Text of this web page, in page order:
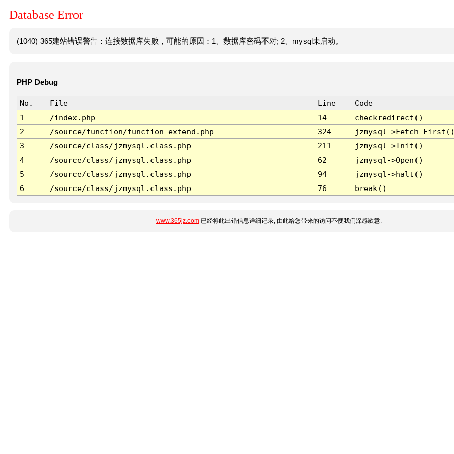
Database Error
(1040) 365建站错误警告：连接数据库失败，可能的原因：1、数据库密码不对; 2、mysql未启动。
PHP Debug
No. File Line
Code
1
/index.php 14
checkredirect()
2
/source/function/function_extend.php 324
jzmysql-
3
/source/class/jzmysql.class.php 211
jzmysql->Init()
4
/source/class/jzmysql.class.php 62
jzmysql->Open()
5
/source/class/jzmysql.class.php 94
jzmysql->halt()
6
/source/class/jzmysql.class.php 76 break()
www.365jz.com已经将此出错信息详细记录, 由此给您带来的访问不便我们深感歉意.